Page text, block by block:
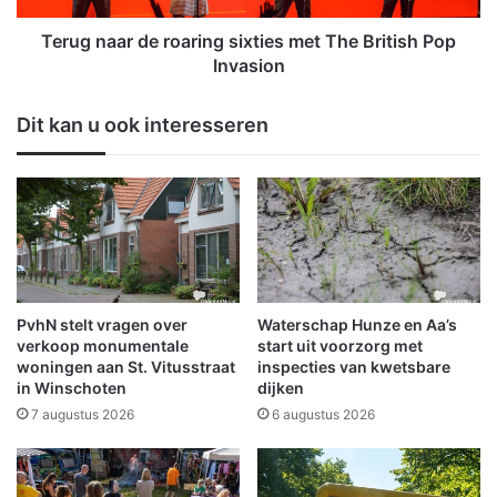
i
o
t
e
n
r
a
r
i
n
g
s
i
t
i
e
s
m
t
T
Terug naar de roaring sixties met The British Pop
Invasion
Dit kan u ook interesseren
PvhN stelt vragen over
verkoop monumentale
woningen aan St. Vitusstraat
in Winschoten
7 augustus 2026
Waterschap Hunze en Aa’s
start uit voorzorg met
inspecties van kwetsbare
dijken
6 augustus 2026